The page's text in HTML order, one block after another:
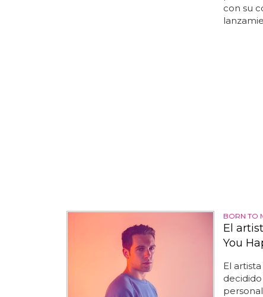
con su
BORN TO
El
You
El artista